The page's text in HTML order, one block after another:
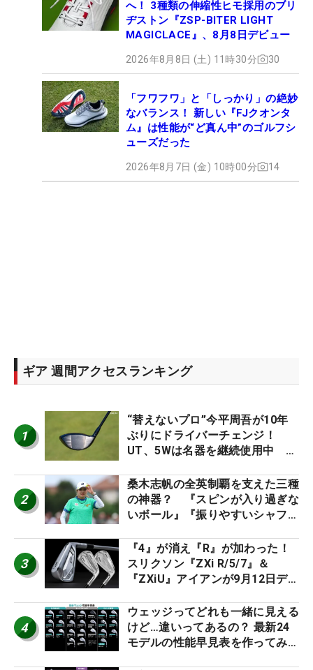
へ！ 3種類の伸縮性ヒモ採用のブリ
ヂストン『ZSP-BITER LIGHT
MAGICLACE』、8月8日デビュー
2026年8月8日 (土) 11時30分 30
「フワフワ」と「しっかり」の絶妙
なバランス！ 新しい『FJクオンタ
ム』は性能が“ど真ん中”のゴルフシ
ューズだった
2026年8月7日 (金) 10時00分 14
ギア 週間アクセスランキング
1
“替えないプロ”今平周吾が10年
ぶりにドライバーチェンジ！
UT、5Wは名器を継続使用中 #
2
桑木志帆の全英制覇を支えた三種
の神器？ 『スピンが入り過ぎな
いボール』『振りやすいシャフ
ー』 #女子プロセッティング
3
『4』が消え『R』が加わった！
スリクソン『ZXi R/5/7』＆
『ZXiU』アイアンが9月12日デ
4
ウェッジってどれも一緒に見える
けど…違いってあるの？ 最新24
モデルの性能早見表を作ってみ